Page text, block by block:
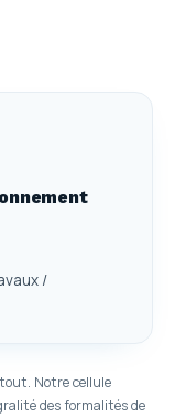
/
Notre cellule
des formalités de